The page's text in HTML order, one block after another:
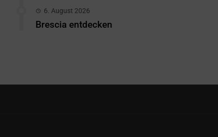
6. August 2026
Brescia entdecken